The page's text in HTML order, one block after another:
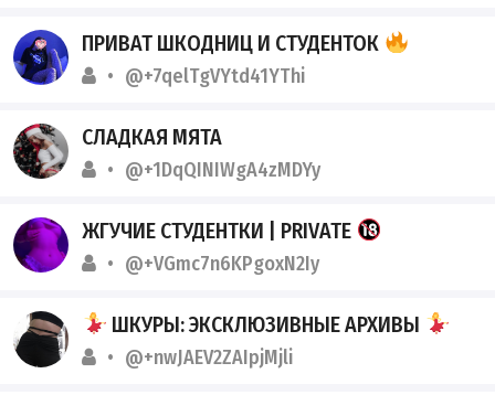
ПРИВАТ ШКОДНИЦ И СТУДЕНТОК
@+7qelTgVYtd41YThi
СЛАДКАЯ МЯТА
@+1DqQINIWgA4zMDYy
ЖГУЧИЕ СТУДЕНТКИ | PRIVATE
@+VGmc7n6KPgoxN2Iy
ШКУРЫ: ЭКСКЛЮЗИВНЫЕ АРХИВЫ
@+nwJAEV2ZAIpjMjli